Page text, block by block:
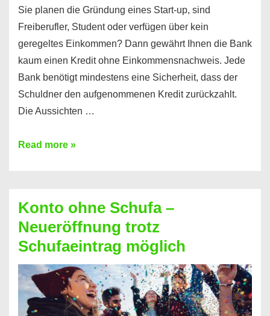
Sie planen die Gründung eines Start-up, sind
Freiberufler, Student oder verfügen über kein
geregeltes Einkommen? Dann gewährt Ihnen die Bank
kaum einen Kredit ohne Einkommensnachweis. Jede
Bank benötigt mindestens eine Sicherheit, dass der
Schuldner den aufgenommenen Kredit zurückzahlt.
Die Aussichten …
Mit
Sie
einen
Kredit
ohne
Einkommensnachweis
Read more »
Konto ohne Schufa –
Neueröffnung trotz
Schufaeintrag möglich